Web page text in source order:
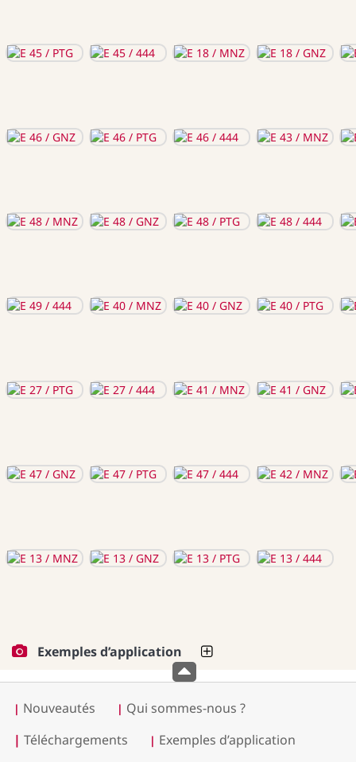
Exemples d’application
| Nouveautés | Qui sommes-nous ?
| Téléchargements | Exemples d’application